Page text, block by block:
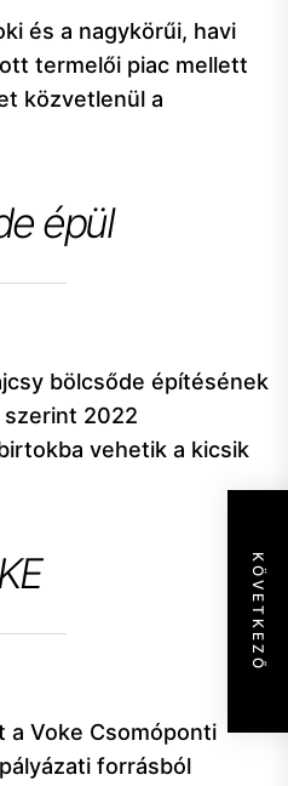
KÖVETKEZŐ
és a nagykörűi, havi
termelői piac mellett
közvetlenül a
épül
bölcsőde építésének
2022
vehetik a kicsik
Voke Csomóponti
forrásból